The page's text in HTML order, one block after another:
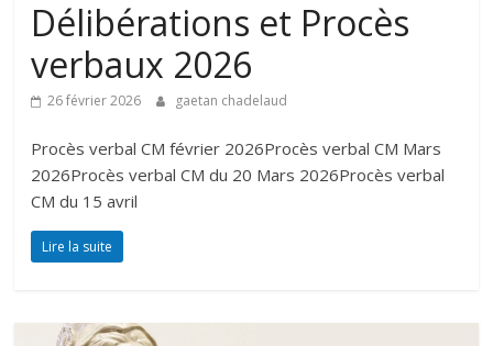
Délibérations et Procès
verbaux 2026
26 février 2026 gaetan chadelaud
Procès verbal CM février 2026Procès verbal CM Mars
2026Procès verbal CM du 20 Mars 2026Procès verbal
CM du 15 avril
Lire la suite